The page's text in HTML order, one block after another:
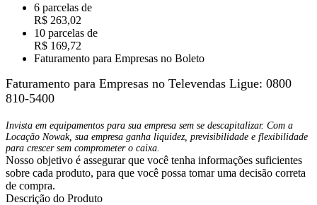
6 parcelas de
R$ 263,02
10 parcelas de
R$ 169,72
Faturamento para Empresas no Boleto
Faturamento para Empresas no Televendas Ligue: 0800
810-5400
Invista em equipamentos para sua empresa sem se descapitalizar. Com a
Locação Nowak, sua empresa ganha liquidez, previsibilidade e flexibilidade
para crescer sem comprometer o caixa.
Nosso objetivo é assegurar que você tenha informações suficientes
sobre cada produto, para que você possa tomar uma decisão correta
de compra.
Descrição do Produto